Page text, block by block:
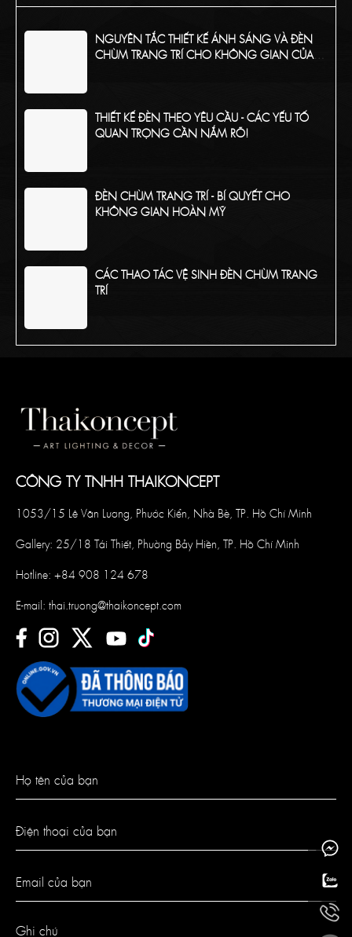
NGUYÊN TẮC THIẾT KẾ ÁNH SÁNG VÀ ĐÈN
CHÙM TRANG TRÍ CHO KHÔNG GIAN CỦA
THIẾT KẾ ĐÈN THEO YÊU CẦU - CÁC YẾU TỐ
QUAN TRỌNG CẦN NẮM RÕ!
ĐÈN CHÙM TRANG TRÍ - BÍ QUYẾT CHO
KHÔNG GIAN HOÀN MỸ
CÁC THAO TÁC VỆ SINH ĐÈN CHÙM TRANG
TRÍ
CÔNG TY TNHH THAIKONCEPT
1053/15 Lê Văn Lương, Phước Kiển, Nhà Bè, TP. Hồ Chí Minh
Gallery: 25/18 Tái Thiết, Phường Bảy Hiền, TP. Hồ Chí Minh
Hotline: +84 908 124 678
E-mail: thai.truong@thaikoncept.com